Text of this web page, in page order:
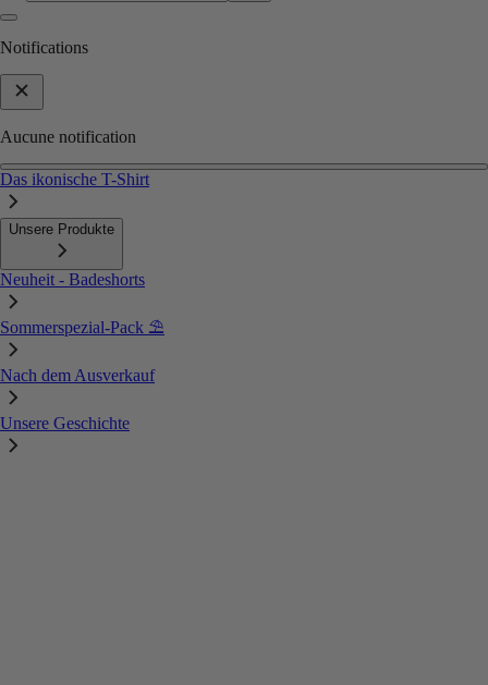
Notifications
Aucune notification
Das ikonische T-Shirt
Unsere Produkte
Neuheit - Badeshorts
Sommerspezial-Pack ⛱️
Nach dem Ausverkauf
Unsere Geschichte